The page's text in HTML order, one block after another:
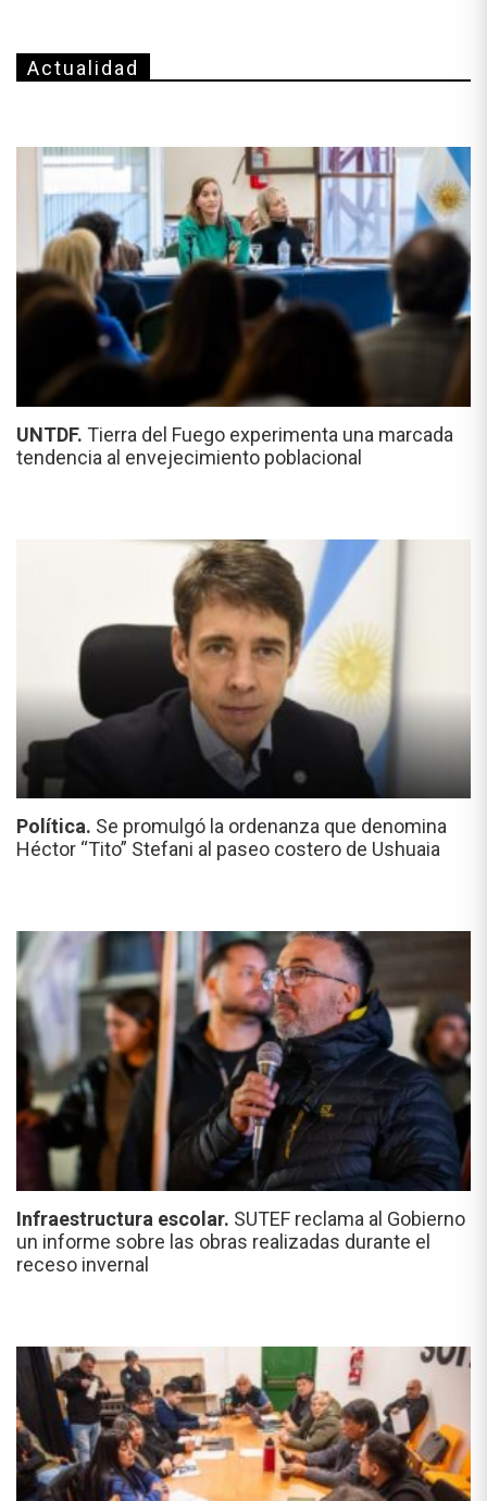
Actualidad
UNTDF. Tierra del Fuego experimenta una marcada
tendencia al envejecimiento poblacional
Política. Se promulgó la ordenanza que denomina
Héctor “Tito” Stefani al paseo costero de Ushuaia
Infraestructura escolar. SUTEF reclama al Gobierno
un informe sobre las obras realizadas durante el
receso invernal